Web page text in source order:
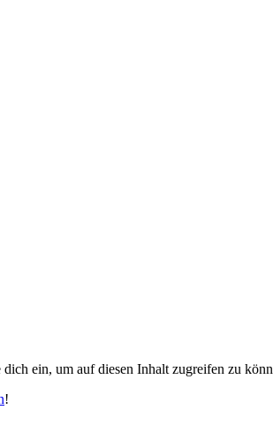
ein, um auf diesen Inhalt zugreifen zu
!